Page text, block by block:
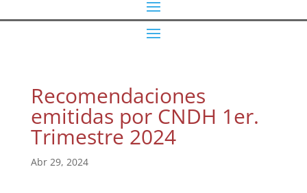
Recomendaciones
emitidas por CNDH 1er.
Trimestre 2024
Abr 29, 2024